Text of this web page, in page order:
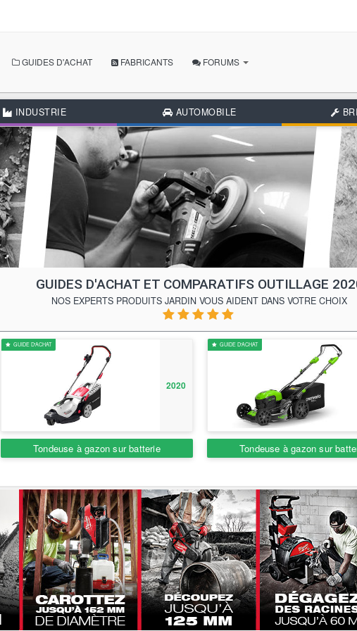
GUIDES D'ACHAT FABRICANTS FORUMS
INDUSTRIE AUTOMOBILE
GUIDES D'ACHAT ET COMPARATIFS OUTILLAGE
NOS EXPERTS PRODUITS JARDIN VOUS AIDENT DANS VOTRE CHOIX
GUIDE D'ACHAT
2020
Tondeuse à gazon sur batterie
GUIDE D'ACHAT
Tondeuse à gazon sur batterie